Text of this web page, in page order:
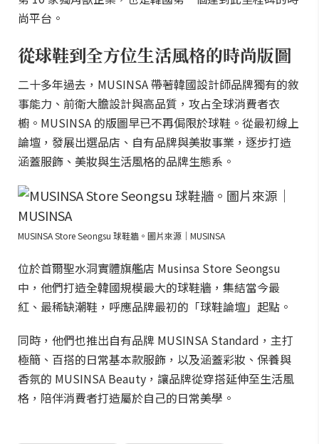
尚平台。
從球鞋到全方位生活風格的時尚版圖
二十多年過去，MUSINSA 帶著韓國設計師品牌獨有的敘
事能力、前衛大膽設計與高品質，攻占全球消費者衣
櫥。MUSINSA 的版圖早已不再侷限於球鞋。從最初線上
論壇，發展出選品店、自有品牌與美妝事業，逐步打造
涵蓋服飾、美妝與生活風格的品牌生態系。
MUSINSA Store Seongsu 球鞋牆。圖片來源｜MUSINSA
位於首爾聖水洞實體旗艦店 Musinsa Store Seongsu
中，他們打造全韓國規模最大的球鞋牆，集結當今最
紅、最稀缺潮鞋，呼應品牌最初的「球鞋論壇」起點。
同時，他們也推出自有品牌 MUSINSA Standard，主打
極簡、百搭的日常基本款服飾，以及涵蓋彩妝、保養與
香氛的 MUSINSA Beauty，讓品牌從穿搭延伸至生活風
格，陪伴消費者打造屬於自己的日常美學。